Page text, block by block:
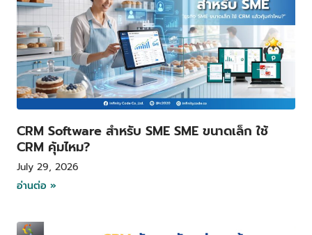
CRM Software สำหรับ SME SME ขนาดเล็ก ใช้
CRM คุ้มไหม?
July 29, 2026
อ่านต่อ »